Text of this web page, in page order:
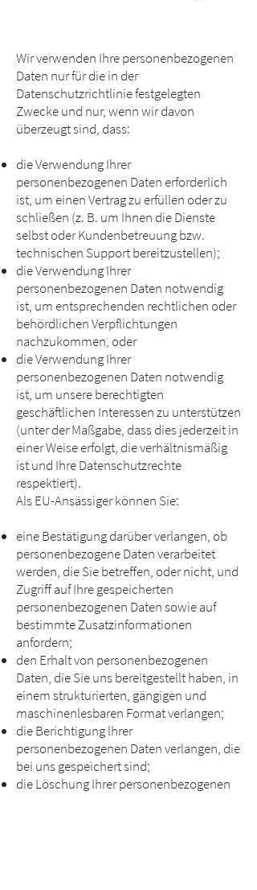
Wir verwenden Ihre personenbezogenen
Daten nur für die in der
Datenschutzrichtlinie festgelegten
Zwecke und nur, wenn wir davon
überzeugt sind, dass:
die Verwendung Ihrer
personenbezogenen Daten erforderlich
ist, um einen Vertrag zu erfüllen oder zu
schließen (z. B. um Ihnen die Dienste
selbst oder Kundenbetreuung bzw.
technischen Support bereitzustellen);
die Verwendung Ihrer
personenbezogenen Daten notwendig
ist, um entsprechenden rechtlichen oder
behördlichen Verpflichtungen
nachzukommen, oder
die Verwendung Ihrer
personenbezogenen Daten notwendig
ist, um unsere berechtigten
geschäftlichen Interessen zu unterstützen
(unter der Maßgabe, dass dies jederzeit in
einer Weise erfolgt, die verhältnismäßig
ist und Ihre Datenschutzrechte
respektiert).
Als EU-Ansässiger können Sie:
eine Bestätigung darüber verlangen, ob
personenbezogene Daten verarbeitet
werden, die Sie betreffen, oder nicht, und
Zugriff auf Ihre gespeicherten
personenbezogenen Daten sowie auf
bestimmte Zusatzinformationen
anfordern;
den Erhalt von personenbezogenen
Daten, die Sie uns bereitgestellt haben, in
einem strukturierten, gängigen und
maschinenlesbaren Format verlangen;
die Berichtigung lhrer
personenbezogenen Daten verlangen, die
bei uns gespeichert sind;
die Löschung Ihrer personenbezogenen